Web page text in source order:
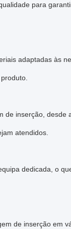
para
adaptadas às
de inserção,
atendidos.
dedicada, o
de inserção em